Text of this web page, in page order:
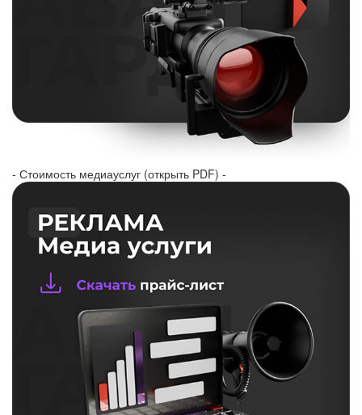
- Стоимость медиауслуг (открыть PDF) -